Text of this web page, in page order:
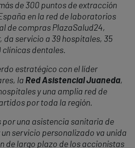
de 300 puntos de extracción
en la red de laboratorios
de compras PlazaSalud24,
da servicio a 39 hospitales, 35
clínicas dentales.
estratégico con el líder
la Red Asistencial Juaneda,
y una amplia red de
por toda la región.
por una asistencia sanitaria de
servicio personalizado va unida
de largo plazo de los accionistas